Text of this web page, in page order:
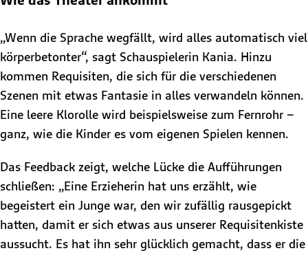
„Wenn die Sprache wegfällt, wird alles automatisch viel
körperbetonter“, sagt Schauspielerin Kania. Hinzu
kommen Requisiten, die sich für die verschiedenen
Szenen mit etwas Fantasie in alles verwandeln können.
Eine leere Klorolle wird beispielsweise zum Fernrohr –
ganz, wie die Kinder es vom eigenen Spielen kennen.
​Das Feedback zeigt, welche Lücke die Aufführungen
schließen: „Eine Erzieherin hat uns erzählt, wie
begeistert ein Junge war, den wir zufällig rausgepickt
hatten, damit er sich etwas aus unserer Requisitenkiste
aussucht. Es hat ihn sehr glücklich gemacht, dass er die